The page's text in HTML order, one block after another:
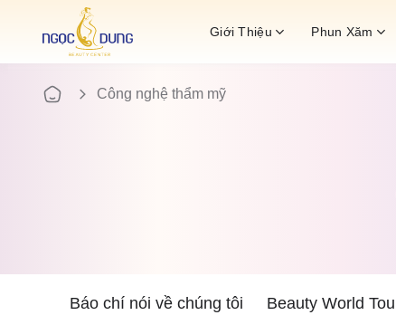
Giới Thiệu Phun Xăm
Công nghệ thẩm mỹ
Báo chí nói về chúng tôi Beauty World